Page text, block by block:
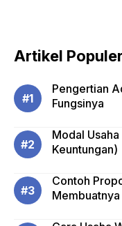
Artikel Populer
Pengertian
Fungsinya
Modal
Keuntungan)
Contoh
Membuatnya